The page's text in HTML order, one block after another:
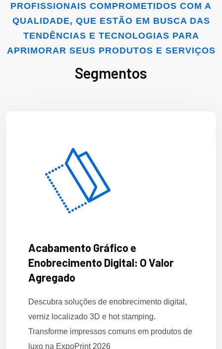
PROFISSIONAIS COMPROMETIDOS COM A
QUALIDADE, QUE ESTÃO EM BUSCA DAS
TENDÊNCIAS E TECNOLOGIAS PARA
APRIMORAR SEUS PRODUTOS E SERVIÇOS
Segmentos
Acabamento Gráfico e
Enobrecimento Digital: O Valor
Agregado
Descubra soluções de enobrecimento digital,
verniz localizado 3D e hot stamping.
Transforme impressos comuns em produtos de
luxo na ExpoPrint 2026